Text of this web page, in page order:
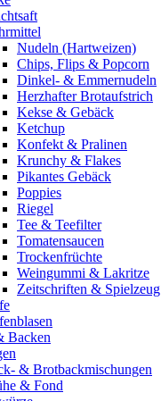
Nudeln (Hartweizen)
Chips, Flips & Popcorn
Dinkel- & Emmernudeln
Herzhafter Brotaufstrich
Kekse & Gebäck
Ketchup
Konfekt & Pralinen
Krunchy & Flakes
Pikantes Gebäck
Poppies
Riegel
Tee & Teefilter
Tomatensaucen
Trockenfrüchte
Weingummi & Lakritze
Zeitschriften & Spielzeug
Backen
& Brotbackmischungen
& Fond